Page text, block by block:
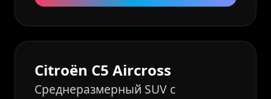
Citroën C5 Aircross
Среднеразмерный SUV с